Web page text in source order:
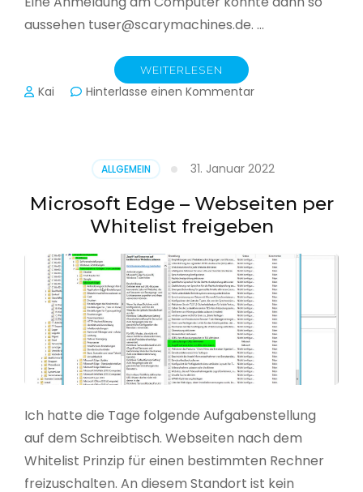
aussehen tuser@scarymachines.de. …
WEITERLESEN
Kai Hinterlasse einen Kommentarzu
(UPN)
im
Active
Directory
ALLGEMEIN 31. Januar 2022
Microsoft Edge – Webseiten per
Whitelist freigeben
Ich hatte die Tage folgende Aufgabenstellung
auf dem Schreibtisch. Webseiten nach dem
Whitelist Prinzip für einen bestimmten Rechner
freizuschalten. An diesem Standort ist kein